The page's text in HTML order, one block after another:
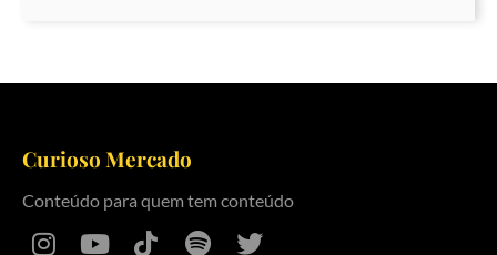
Curioso Mercado
Conteúdo para quem tem conteúdo